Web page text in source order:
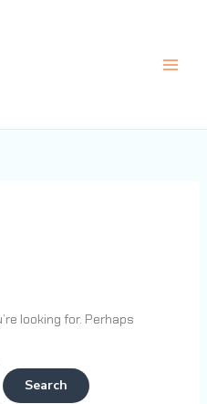
looking for. Perhaps